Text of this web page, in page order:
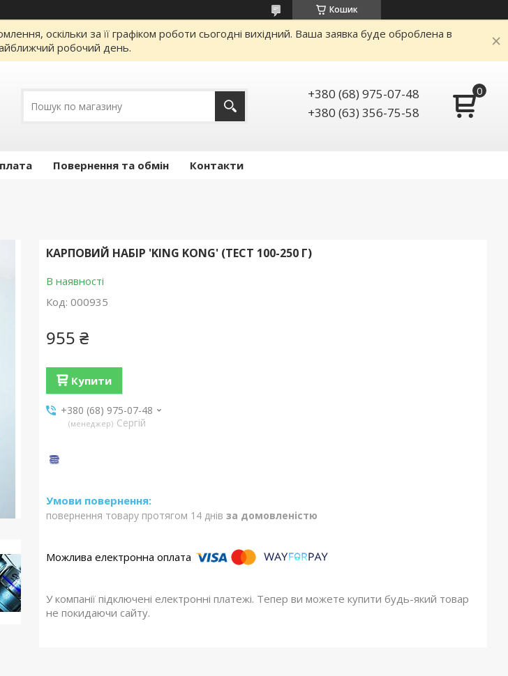
Кошик
оскільки за її графіком роботи сьогодні вихідний. Ваша заявка буде оброблена в
робочий день.
+380 (68) 975-07-48
+380 (63) 356-75-58
Повернення та обмін Контакти
КАРПОВИЙ НАБІР 'KING KONG' (ТЕСТ 100-250 Г)
В наявності
Код: 000935
955 ₴
Купити
+380 (68) 975-07-48
менеджер Сергій
повернення товару протягом 14 днів за домовленістю
У компанії підключені електронні платежі. Тепер ви можете купити будь-який товар
не покидаючи сайту.